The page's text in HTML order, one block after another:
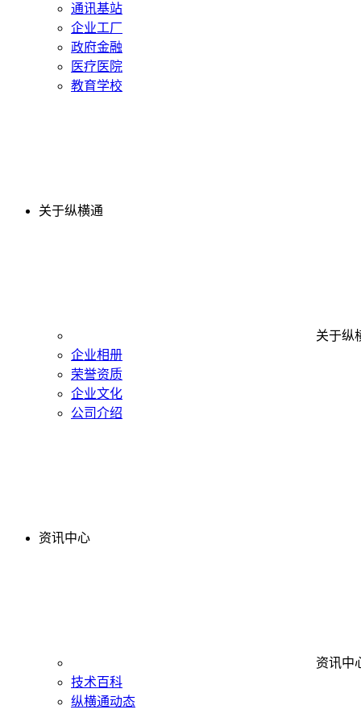
通讯基站
企业工厂
政府金融
医疗医院
教育学校
关于纵横通
关于纵
企业相册
荣誉资质
企业文化
公司介绍
资讯中心
资讯中
技术百科
纵横通动态